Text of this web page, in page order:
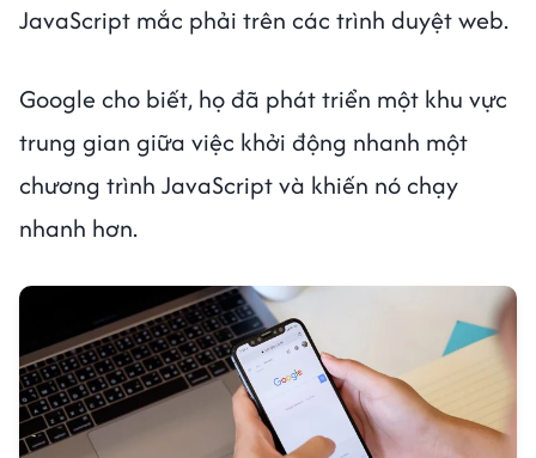
JavaScript mắc phải trên các trình duyệt web.
Google cho biết, họ đã phát triển một khu vực
trung gian giữa việc khởi động nhanh một
chương trình JavaScript và khiến nó chạy
nhanh hơn.